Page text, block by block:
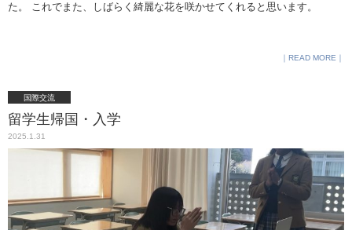
は出てきません。近隣のご迷惑となりますので、お迎えに来る方も校内
ができる場所の開放は13:50までです。それ以降受験生は受験室へ行きま
す 。受験室でも軽食は可能です。 ・合格発表は、学校のトップページが
つながりづらい場合、次のリンク先でご確認ください。https://www.go-
pass.net/shinajoj/ 受験生のみなさまが全力を出し切れるよう、心より願
ってお待ちしております。 ＋＋＋理事長ブログ・白ばら日記より中学入
試を前に～チェックリスト～
https://www.shinagawajoshigakuin.jp/blog/49002/
た。 これでまた、しばらく綺麗な花を咲かせてくれると思います。
READ MORE
国際交流
留学生帰国・入学
2025.1.31